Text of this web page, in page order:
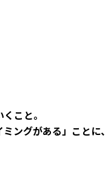
こと。
ングがある」ことに、